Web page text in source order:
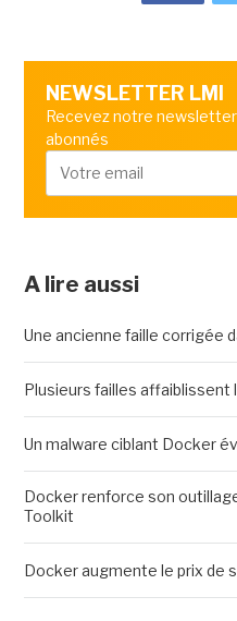
NEWSLETTER LMI
Recevez notre
abonnés
A lire aussi
Une ancienne faille corrigée
Plusieurs failles
Un malware ciblant Docker
Docker renforce son
Toolkit
Docker augmente le prix de